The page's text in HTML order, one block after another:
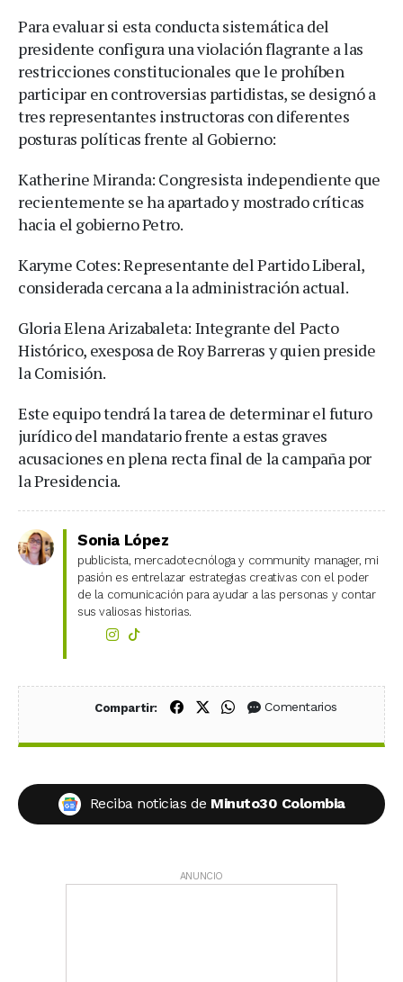
Para evaluar si esta conducta sistemática del
presidente configura una violación flagrante a las
restricciones constitucionales que le prohíben
participar en controversias partidistas, se designó a
tres representantes instructoras con diferentes
posturas políticas frente al Gobierno:
Katherine Miranda: Congresista independiente que
recientemente se ha apartado y mostrado críticas
hacia el gobierno Petro.
Karyme Cotes: Representante del Partido Liberal,
considerada cercana a la administración actual.
Gloria Elena Arizabaleta: Integrante del Pacto
Histórico, exesposa de Roy Barreras y quien preside
la Comisión.
Este equipo tendrá la tarea de determinar el futuro
jurídico del mandatario frente a estas graves
acusaciones en plena recta final de la campaña por
la Presidencia.
Sonia López
publicista, mercadotecnóloga y community manager, mi
pasión es entrelazar estrategias creativas con el poder
de la comunicación para ayudar a las personas y contar
sus valiosas historias.
Compartir: Compartir en Facebook
Compartir en X (Twitter)
Compartir en WhatsApp
Comentarios
Reciba noticias de Minuto30 Colombia
ANUNCIO